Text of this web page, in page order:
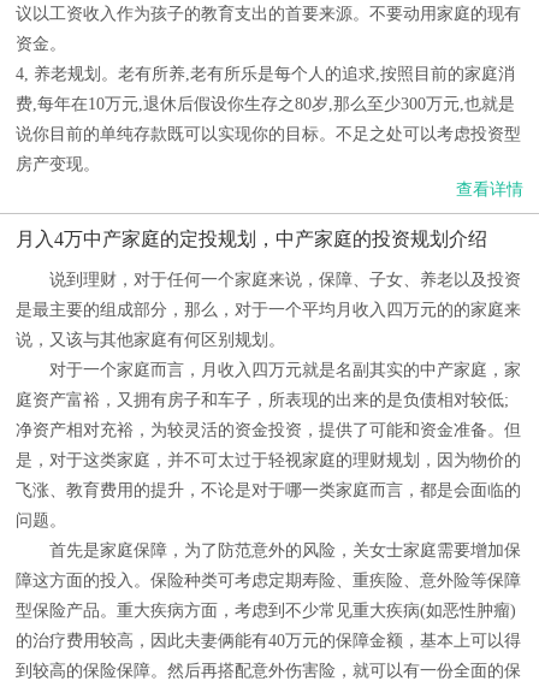
议以工资收入作为孩子的教育支出的首要来源。不要动用家庭的现有
资金。
4, 养老规划。老有所养,老有所乐是每个人的追求,按照目前的家庭消
费,每年在10万元,退休后假设你生存之80岁,那么至少300万元,也就是
说你目前的单纯存款既可以实现你的目标。不足之处可以考虑投资型
房产变现。
查看详情
月入4万中产家庭的定投规划，中产家庭的投资规划介绍
说到理财，对于任何一个家庭来说，保障、子女、养老以及投资
是最主要的组成部分，那么，对于一个平均月收入四万元的的家庭来
说，又该与其他家庭有何区别规划。
对于一个家庭而言，月收入四万元就是名副其实的中产家庭，家
庭资产富裕，又拥有房子和车子，所表现的出来的是负债相对较低;
净资产相对充裕，为较灵活的资金投资，提供了可能和资金准备。但
是，对于这类家庭，并不可太过于轻视家庭的理财规划，因为物价的
飞涨、教育费用的提升，不论是对于哪一类家庭而言，都是会面临的
问题。
首先是家庭保障，为了防范意外的风险，关女士家庭需要增加保
障这方面的投入。保险种类可考虑定期寿险、重疾险、意外险等保障
型保险产品。重大疾病方面，考虑到不少常见重大疾病(如恶性肿瘤)
的治疗费用较高，因此夫妻俩能有40万元的保障金额，基本上可以得
到较高的保险保障。然后再搭配意外伤害险，就可以有一份全面的保